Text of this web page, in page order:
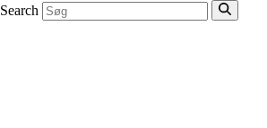
Search